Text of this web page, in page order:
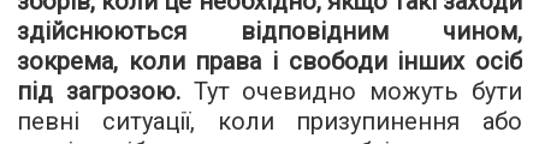
здійснюються відповідним чином,
зокрема, коли права і свободи інших осіб
під загрозою.Тут очевидно можуть бути
певні ситуації, коли призупинення або